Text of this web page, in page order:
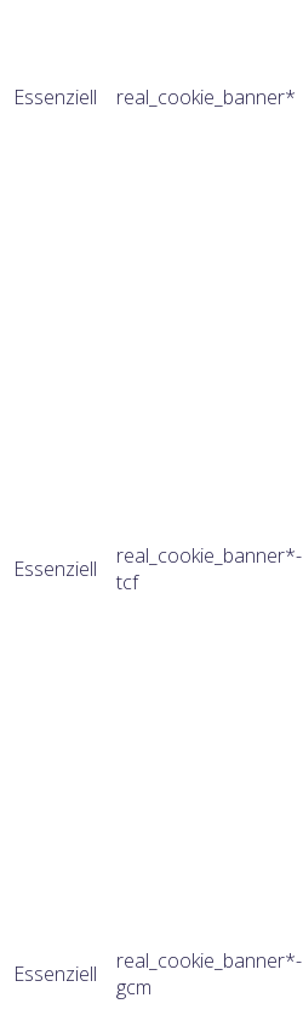
Essenziell real_cookie_banner*
Essenziell
real_cookie_banner*-
tcf
Essenziell
real_cookie_banner*-
gcm